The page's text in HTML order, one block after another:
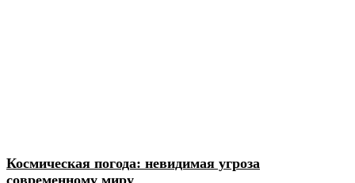
Космическая погода: невидимая угроза
современному миру